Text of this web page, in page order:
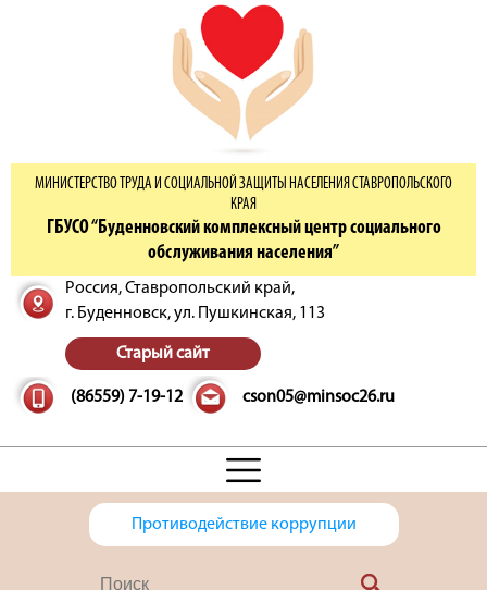
МИНИСТЕРСТВО ТРУДА И СОЦИАЛЬНОЙ ЗАЩИТЫ НАСЕЛЕНИЯ СТАВРОПОЛЬСКОГО
КРАЯ
ГБУСО “Буденновский комплексный центр социального
обслуживания населения”
Россия, Ставропольский край,
г. Буденновск,ул. Пушкинская, 113
Старый сайт
(86559) 7-19-12 cson05@minsoc26.ru
Противодействие коррупции